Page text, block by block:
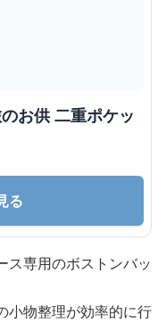
お供 二重ポケッ
る
ス専用のボストンバッ
小物整理が効率的に行